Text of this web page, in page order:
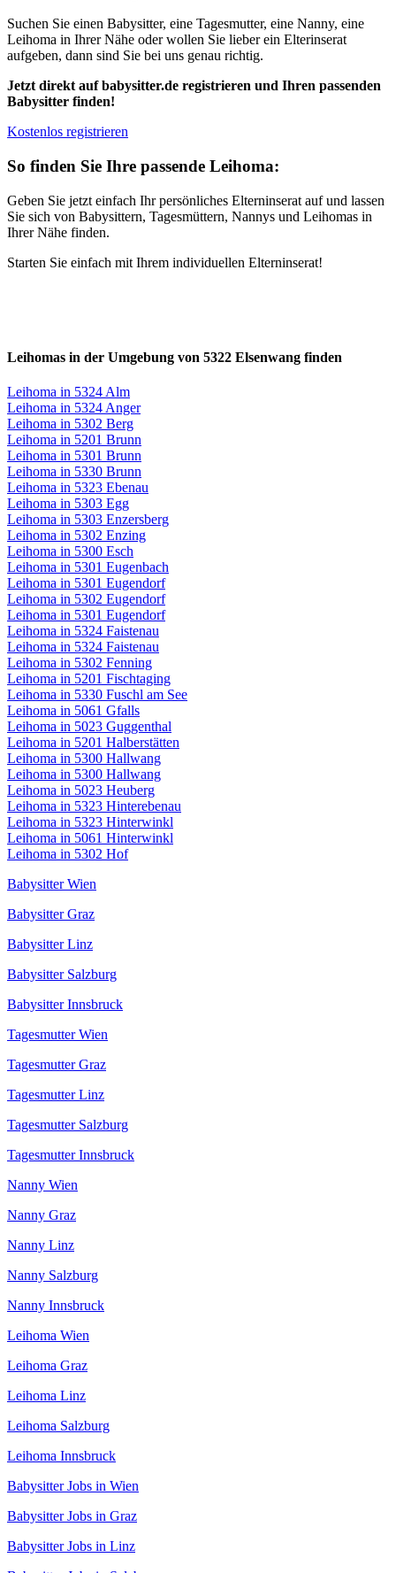
Suchen Sie einen Babysitter, eine Tagesmutter, eine Nanny, eine
Leihoma in Ihrer Nähe oder wollen Sie lieber ein Elterinserat
aufgeben, dann sind Sie bei uns genau richtig.
Jetzt direkt auf babysitter.de registrieren und Ihren passenden
Babysitter finden!
Kostenlos registrieren
So finden Sie Ihre passende Leihoma:
Geben Sie jetzt einfach Ihr persönliches Elterninserat auf und lassen
Sie sich von Babysittern, Tagesmüttern, Nannys und Leihomas in
Ihrer Nähe finden.
Starten Sie einfach mit Ihrem individuellen Elterninserat!
Leihomas in der Umgebung von 5322 Elsenwang finden
Leihoma in 5324 Alm
Leihoma in 5324 Anger
Leihoma in 5302 Berg
Leihoma in 5201 Brunn
Leihoma in 5301 Brunn
Leihoma in 5330 Brunn
Leihoma in 5323 Ebenau
Leihoma in 5303 Egg
Leihoma in 5303 Enzersberg
Leihoma in 5302 Enzing
Leihoma in 5300 Esch
Leihoma in 5301 Eugenbach
Leihoma in 5301 Eugendorf
Leihoma in 5302 Eugendorf
Leihoma in 5301 Eugendorf
Leihoma in 5324 Faistenau
Leihoma in 5324 Faistenau
Leihoma in 5302 Fenning
Leihoma in 5201 Fischtaging
Leihoma in 5330 Fuschl am See
Leihoma in 5061 Gfalls
Leihoma in 5023 Guggenthal
Leihoma in 5201 Halberstätten
Leihoma in 5300 Hallwang
Leihoma in 5300 Hallwang
Leihoma in 5023 Heuberg
Leihoma in 5323 Hinterebenau
Leihoma in 5323 Hinterwinkl
Leihoma in 5061 Hinterwinkl
Leihoma in 5302 Hof
Babysitter Wien
Babysitter Graz
Babysitter Linz
Babysitter Salzburg
Babysitter Innsbruck
Tagesmutter Wien
Tagesmutter Graz
Tagesmutter Linz
Tagesmutter Salzburg
Tagesmutter Innsbruck
Nanny Wien
Nanny Graz
Nanny Linz
Nanny Salzburg
Nanny Innsbruck
Leihoma Wien
Leihoma Graz
Leihoma Linz
Leihoma Salzburg
Leihoma Innsbruck
Babysitter Jobs in Wien
Babysitter Jobs in Graz
Babysitter Jobs in Linz